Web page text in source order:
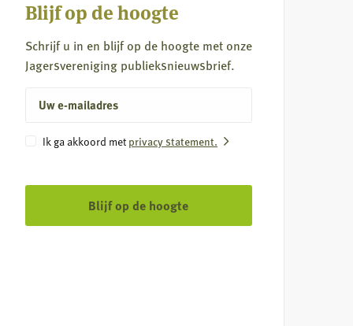
Blijf op de hoogte
Schrijf u in en blijf op de hoogte met onze
Jagersvereniging publieksnieuwsbrief.
mailadres
Instemming
Ik ga akkoord met privacy statement.